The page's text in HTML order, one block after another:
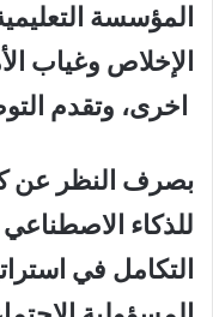
المؤسسة
الإخلاص وغياب
اخرى، وتقدم
بصرف النظر عن
للذكاء
التكامل في